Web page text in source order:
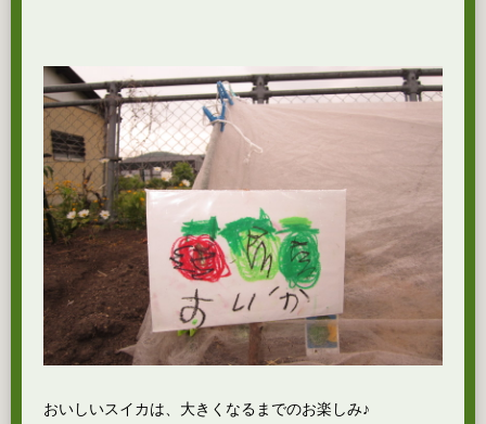
おいしいスイカは、大きくなるまでのお楽しみ♪